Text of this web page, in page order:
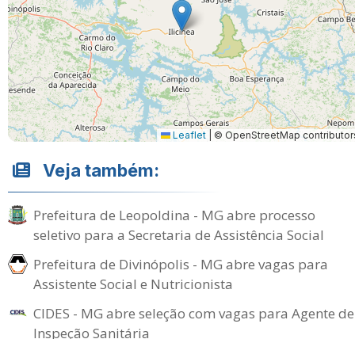
Leaflet © OpenStreetMap
Veja também:
Prefeitura de Leopoldina - MG abre processo
seletivo para a Secretaria de Assistência Social
Prefeitura de Divinópolis - MG abre vagas para
Assistente Social e Nutricionista
CIDES - MG abre seleção com vagas para Agente de
Inspeção Sanitária